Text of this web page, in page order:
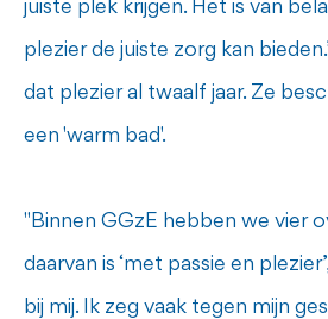
juiste plek krijgen. Het is van
plezier de juiste zorg kan
dat plezier al twaalf jaar. Ze
een 'warm bad'.
"Binnen GGzE hebben we vier
daarvan is ‘met passie en
bij mij. Ik zeg vaak tegen mijn